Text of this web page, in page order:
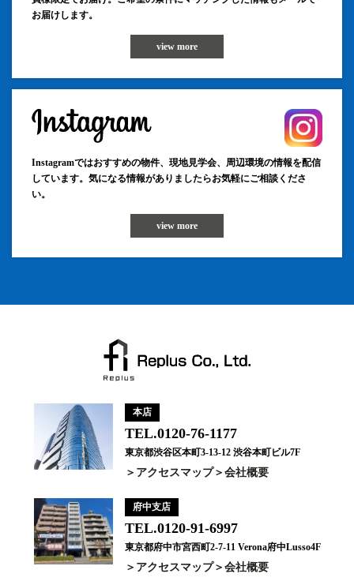
お届けします。
view more
Instagramではおすすめの物件、現地見学会、周辺環境の情報を配信
しています。気になる情報がありましたらお気軽にご相談くださ
い。
view more
本店
TEL.0120-76-1177
東京都渋谷区本町3-13-12 渋谷本町ビル7F
アクセスマップ 会社概要
府中支店
TEL.0120-91-6997
東京都府中市宮西町2-7-11 Verona府中Lusso4F
アクセスマップ 会社概要